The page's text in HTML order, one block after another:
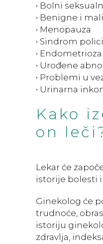
• Bolni
• Benigne i
• Menopauza
• Sindrom
• Endometrioza
• Urođene
• Problemi u
• Urinarna
Kako
on
Lekar će
istorije bolesti
Ginekolog će
trudnoće,
istoriju
zdravlja,